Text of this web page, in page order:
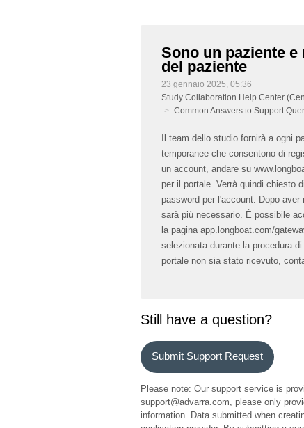
Sono un paziente
del paziente
23 gennaio 2025, 05:36
Study Collaboration Help Center
Common Answers to Support
Il team dello studio fornirà a ogni
temporanee che consentono di
un account, andare su
per il portale. Verrà quindi chiesto
password per l'account. Dopo
sarà più necessario. È possibile
la pagina app.longboat.com/
selezionata durante la procedura
portale non sia stato ricevuto,
Still have a question?
Submit Support Request
Please note: Our support service is
support@advarra.com, please only
information. Data submitted when